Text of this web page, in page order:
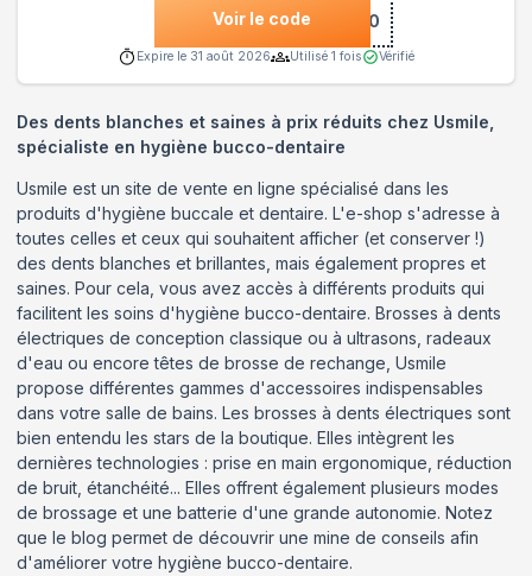
Voir le code***LO10
Expire le 31 août 2026 Utilisé 1 fois Vérifié
Des dents blanches et saines à prix réduits chez Usmile,
spécialiste en hygiène bucco-dentaire
Usmile est un site de vente en ligne spécialisé dans les
produits d'hygiène buccale et dentaire. L'e-shop s'adresse à
toutes celles et ceux qui souhaitent afficher (et conserver !)
des dents blanches et brillantes, mais également propres et
saines. Pour cela, vous avez accès à différents produits qui
facilitent les soins d'hygiène bucco-dentaire. Brosses à dents
électriques de conception classique ou à ultrasons, radeaux
d'eau ou encore têtes de brosse de rechange, Usmile
propose différentes gammes d'accessoires indispensables
dans votre salle de bains. Les brosses à dents électriques sont
bien entendu les stars de la boutique. Elles intègrent les
dernières technologies : prise en main ergonomique, réduction
de bruit, étanchéité... Elles offrent également plusieurs modes
de brossage et une batterie d'une grande autonomie. Notez
que le blog permet de découvrir une mine de conseils afin
d'améliorer votre hygiène bucco-dentaire.